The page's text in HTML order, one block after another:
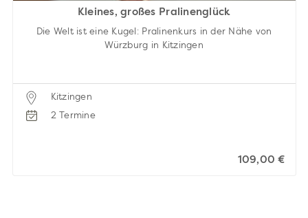
Kleines, großes Pralinenglück
Die Welt ist eine Kugel: Pralinenkurs in der Nähe von
Würzburg in Kitzingen
Kitzingen
2 Termine
109,00 €